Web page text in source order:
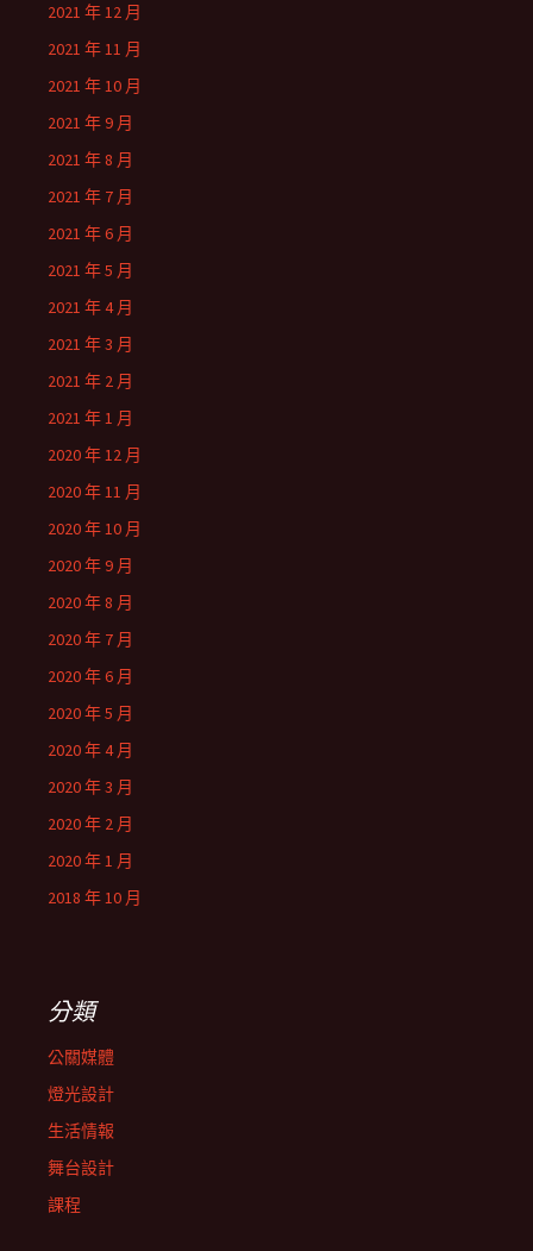
2021 年 12 月
2021 年 11 月
2021 年 10 月
2021 年 9 月
2021 年 8 月
2021 年 7 月
2021 年 6 月
2021 年 5 月
2021 年 4 月
2021 年 3 月
2021 年 2 月
2021 年 1 月
2020 年 12 月
2020 年 11 月
2020 年 10 月
2020 年 9 月
2020 年 8 月
2020 年 7 月
2020 年 6 月
2020 年 5 月
2020 年 4 月
2020 年 3 月
2020 年 2 月
2020 年 1 月
2018 年 10 月
分類
公關媒體
燈光設計
生活情報
舞台設計
課程